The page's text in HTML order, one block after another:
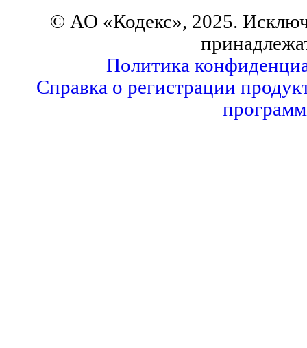
© АО «Кодекс», 2025.
Политика
Справка о регистрации